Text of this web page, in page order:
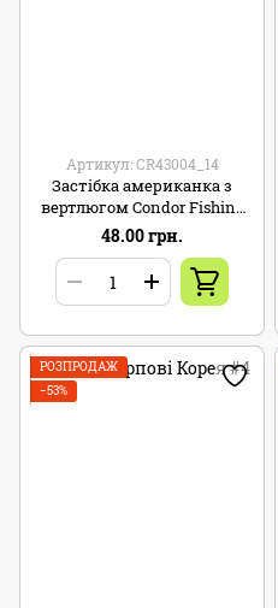
Артикул: CR43004_14
Застібка американка з
вертлюгом Condor Fishing
CR43004 #14 4кг 10шт
48.00 грн.
РОЗПРОДАЖ
−53%